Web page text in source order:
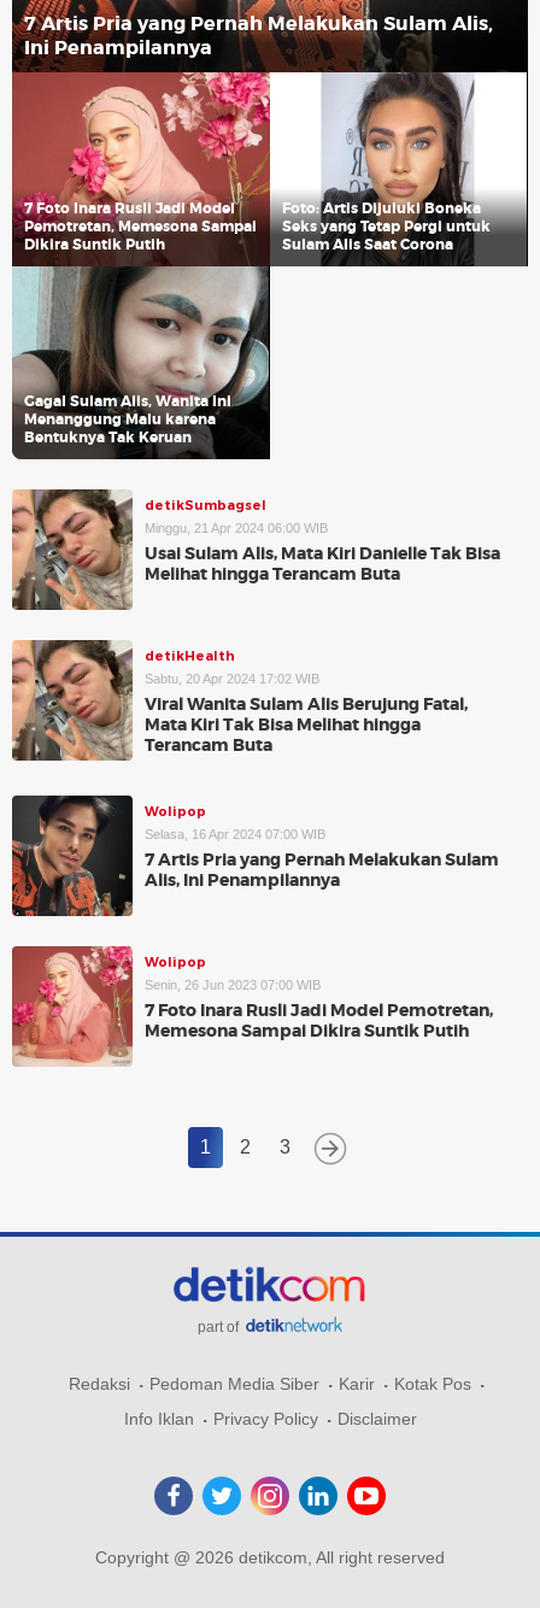
7 Artis Pria yang Pernah Melakukan Sulam Alis,
Ini Penampilannya
7 Foto Inara Rusli Jadi Model
Pemotretan, Memesona Sampai
Dikira Suntik Putih
Foto: Artis Dijuluki Boneka
Seks yang Tetap Pergi untuk
Sulam Alis Saat Corona
Gagal Sulam Alis, Wanita Ini
Menanggung Malu karena
Bentuknya Tak Keruan
detikSumbagsel
Minggu, 21 Apr 2024 06:00 WIB
Usai Sulam Alis, Mata Kiri Danielle Tak Bisa
Melihat hingga Terancam Buta
detikHealth
Sabtu, 20 Apr 2024 17:02 WIB
Viral Wanita Sulam Alis Berujung Fatal,
Mata Kiri Tak Bisa Melihat hingga
Terancam Buta
Wolipop
Selasa, 16 Apr 2024 07:00 WIB
7 Artis Pria yang Pernah Melakukan Sulam
Alis, Ini Penampilannya
Wolipop
Senin, 26 Jun 2023 07:00 WIB
7 Foto Inara Rusli Jadi Model Pemotretan,
Memesona Sampai Dikira Suntik Putih
1 2 3
part of
Redaksi Pedoman Media Siber Karir
Kotak Pos
Info Iklan
Privacy Policy Disclaimer
Copyright @ 2026 detikcom, All right reserved